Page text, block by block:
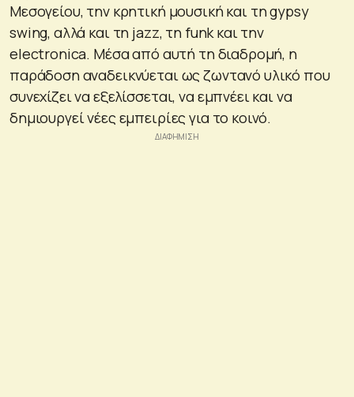
Μεσογείου, την κρητική μουσική και τη gypsy
swing, αλλά και τη jazz, τη funk και την
electronica. Μέσα από αυτή τη διαδρομή, η
παράδοση αναδεικνύεται ως ζωντανό υλικό που
συνεχίζει να εξελίσσεται, να εμπνέει και να
δημιουργεί νέες εμπειρίες για το κοινό.